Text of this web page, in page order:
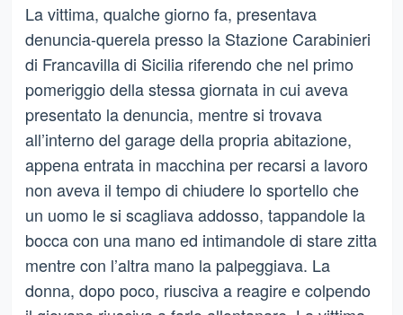
La vittima, qualche giorno fa, presentava
denuncia-querela presso la Stazione Carabinieri
di Francavilla di Sicilia riferendo che nel primo
pomeriggio della stessa giornata in cui aveva
presentato la denuncia, mentre si trovava
all’interno del garage della propria abitazione,
appena entrata in macchina per recarsi a lavoro
non aveva il tempo di chiudere lo sportello che
un uomo le si scagliava addosso, tappandole la
bocca con una mano ed intimandole di stare zitta
mentre con l’altra mano la palpeggiava. La
donna, dopo poco, riusciva a reagire e colpendo